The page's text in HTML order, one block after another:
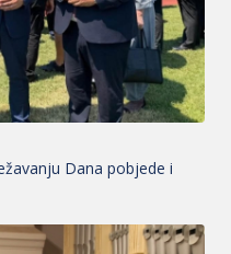
Dana pobjede i